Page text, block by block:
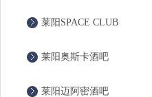
莱阳SPACE CLUB
莱阳奥斯卡酒吧
莱阳迈阿密酒吧